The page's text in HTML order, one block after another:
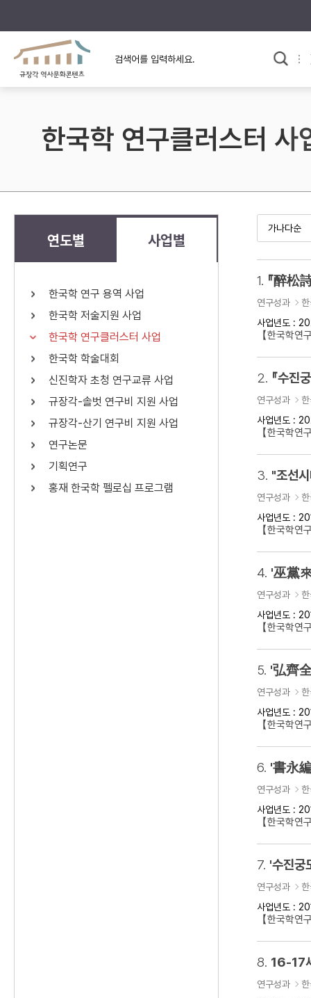
규장각의 어제와 오늘
규장각 소개영상
사료와 문학으로 본
고대
고려
조선 후기
근대
검색 연산자 사용안내
연산자
AND
OR 정조 OR 정약용 “정조” 또는 “
료를 검색
한국학 연구클러스터 사
연도별 사업별
한국학 연구 용역 사업
한국학 저술지원 사업
한국학 연구클러스터 사업
한국학 학술대회
신진학자 초청 연구교류 사업
규장각-솔벗 연구비 지원 사업
규장각-산기 연구비 지원 사업
연구논문
기획연구
홍재 한국학 펠로십 프로그램
1. 『醉松
연구성과
사업년도 :
【한국학
2. 『수진
연구성과
사업년도 :
【한국학
3.
연구성과
사업년도 :
【한국학
4. '巫黨
연구성과
사업년도 :
【한국학
5. '弘齊
연구성과
사업년도 :
【한국학
6. '書永
연구성과
사업년도 :
【한국학
7. '수진
연구성과
사업년도 :
【한국학
8. 16-17
연구성과